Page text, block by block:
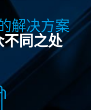
解决方案
不同之处